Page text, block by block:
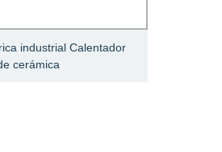
industrial Calentador
cerámica